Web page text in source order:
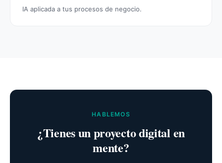
IA aplicada a tus procesos de negocio.
HABLEMOS
¿Tienes un proyecto digital en
mente?